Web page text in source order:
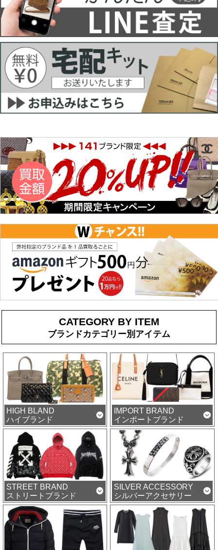
CATEGORY BY ITEM
ブランドカテゴリー別アイテム
HIGH BLAND
ハイブランド
IMPORT BRAND
インポートブランド
STREET BRAND
ストリートブランド
SILVER ACCESSORY
シルバーアクセサリー